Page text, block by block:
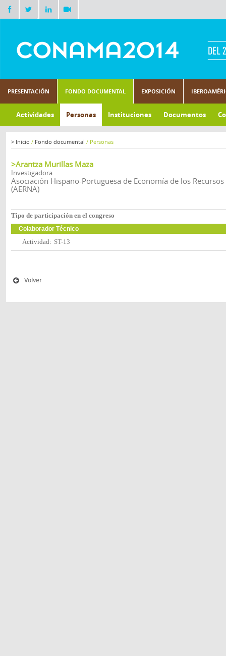
PRESENTACIÓN FONDO DOCUMENTAL EXPOSICIÓN
Actividades Personas Instituciones Documentos
> Inicio / Fondo documental / Personas
>Arantza Murillas Maza
Investigadora
Asociación Hispano-Portuguesa de Economía de los
(AERNA)
Tipo de participación en el congreso
Colaborador Técnico
Actividad: ST-13
Volver